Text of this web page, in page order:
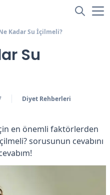
Kadar Su İçilmeli?
Su
Diyet Rehberleri
en önemli faktörlerden
sorusunun cevabını